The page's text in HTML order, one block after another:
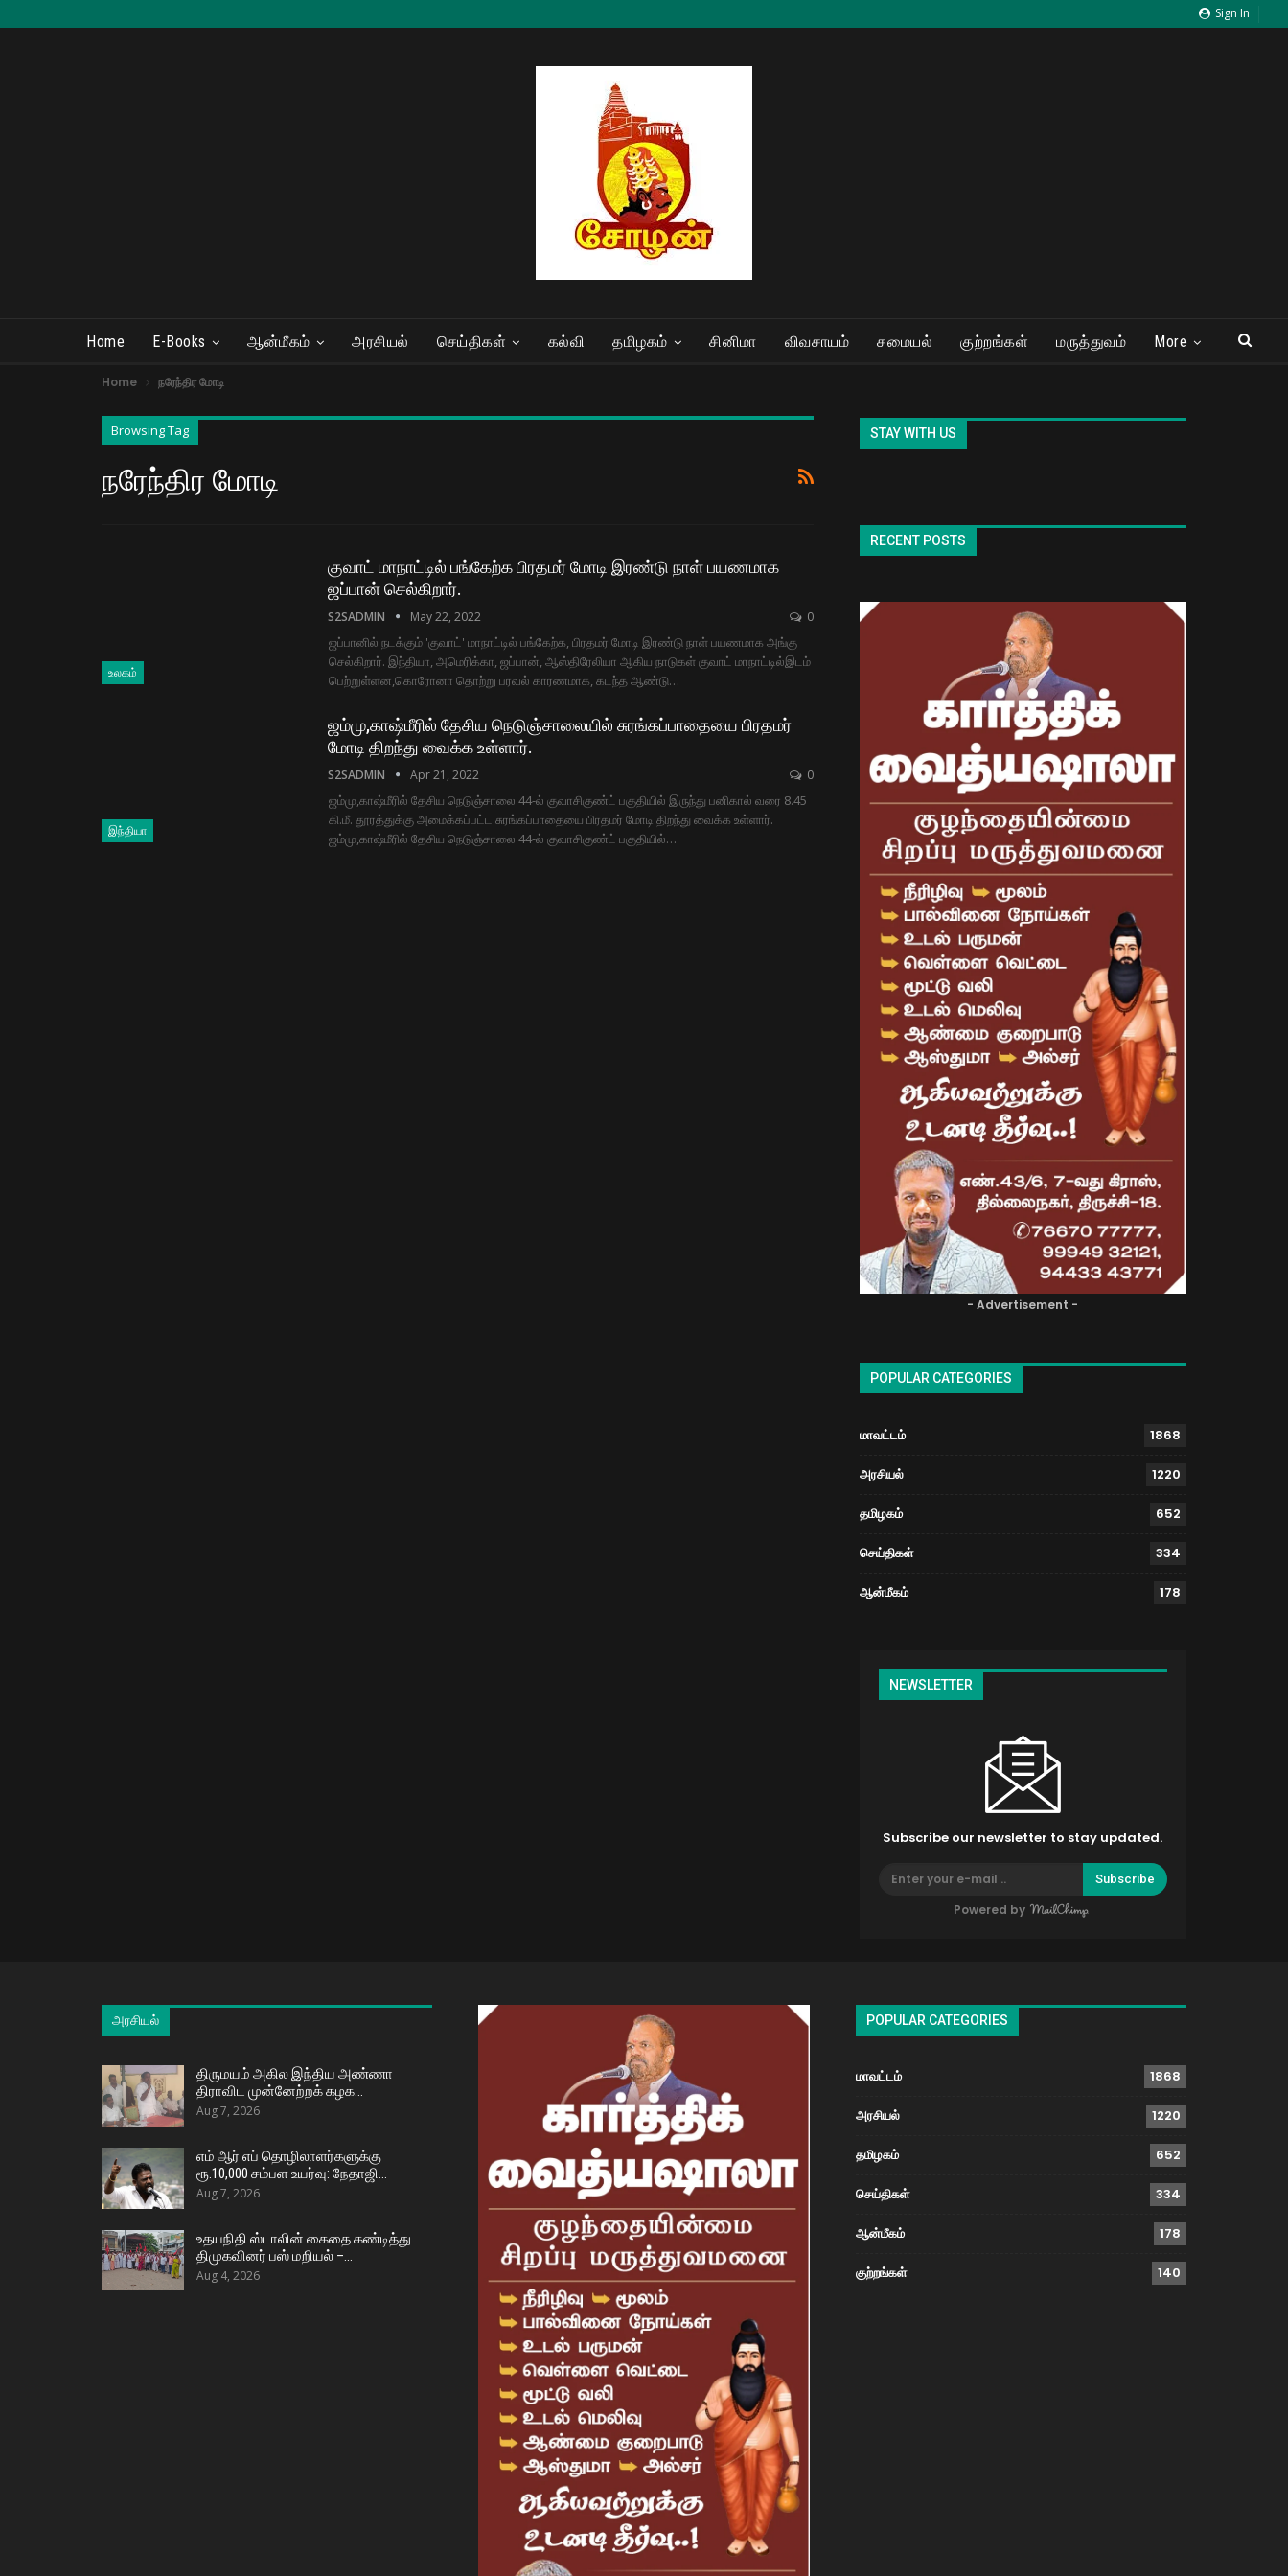
Sign In
Home E-Books ஆன்மீகம் அரசியல் செய்திகள் கல்வி தமிழகம் சினிமா விவசாயம் சமையல் குற்றங்கள் மருத்துவம் More
Home நரேந்திர மோடி
Browsing Tag
நரேந்திர மோடி
உலகம்
குவாட் மாநாட்டில் பங்கேற்க பிரதமர் மோடி இரண்டு நாள் பயணமாக
ஜப்பான் செல்கிறார்.
S2SADMIN May 22, 2022 0
ஜப்பானில் நடக்கும் 'குவாட்' மாநாட்டில் பங்கேற்க, பிரதமர் மோடி இரண்டு நாள் பயணமாக அங்கு
செல்கிறார். இந்தியா, அமெரிக்கா, ஜப்பான், ஆஸ்திரேலியா ஆகிய நாடுகள் குவாட் மாநாட்டில்இடம்
பெற்றுள்ளன,கொரோனா தொற்று பரவல் காரணமாக, கடந்த ஆண்டு…
இந்தியா
ஜம்மு,காஷ்மீரில் தேசிய நெடுஞ்சாலையில் சுரங்கப்பாதையை பிரதமர்
மோடி திறந்து வைக்க உள்ளார்.
S2SADMIN Apr 21, 2022 0
ஜம்மு,காஷ்மீரில் தேசிய நெடுஞ்சாலை 44-ல் குவாசிகுண்ட் பகுதியில் இருந்து பனிகால் வரை 8.45
கி.மீ. தூரத்துக்கு அமைக்கப்பட்ட சுரங்கப்பாதையை பிரதமர் மோடி திறந்து வைக்க உள்ளார்.
ஜம்மு,காஷ்மீரில் தேசிய நெடுஞ்சாலை 44-ல் குவாசிகுண்ட் பகுதியில்…
STAY WITH US
RECENT POSTS
- Advertisement -
POPULAR CATEGORIES
மாவட்டம் 1868
அரசியல் 1220
தமிழகம் 652
செய்திகள் 334
ஆன்மீகம் 178
NEWSLETTER
Subscribe our newsletter to stay updated.
Subscribe
Powered by
அரசியல்
திருமயம் அகில இந்திய அண்ணா
திராவிட முன்னேற்றக் கழக…
Aug 7, 2026
எம் ஆர் எப் தொழிலாளர்களுக்கு
ரூ.10,000 சம்பள உயர்வு: நேதாஜி…
Aug 7, 2026
உதயநிதி ஸ்டாலின் கைதை கண்டித்து
திமுகவினர் பஸ் மறியல் –…
Aug 4, 2026
POPULAR CATEGORIES
மாவட்டம் 1868
அரசியல் 1220
தமிழகம் 652
செய்திகள் 334
ஆன்மீகம் 178
குற்றங்கள் 140